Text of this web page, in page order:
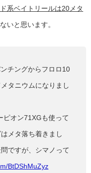
系ベイトリールは20メタ
いと思います。
チングからフロロ10
タニウムになりまし
ピオン71XGも使って
メタ落ち着きまし
ですが、シマノって
BtDShMuZyz